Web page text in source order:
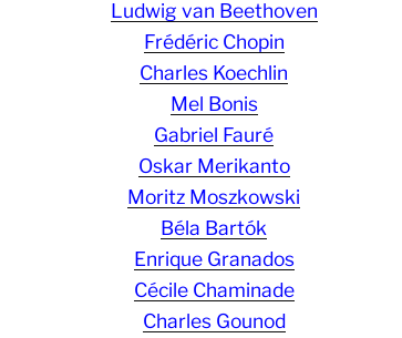
Ludwig van Beethoven
Frédéric Chopin
Charles Koechlin
Mel Bonis
Gabriel Fauré
Oskar Merikanto
Moritz Moszkowski
Béla Bartók
Enrique Granados
Cécile Chaminade
Charles Gounod